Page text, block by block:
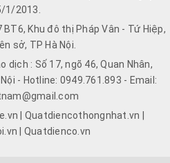
1/2013.
Khu đô thị Pháp Vân - Tứ Hiệp,
sở, TP Hà Nội.
dịch : Số 17, ngõ 46, Quan Nhân,
- Hotline: 0949.761.893 - Email:
| Quatdiencothongnhat.vn |
| Quatdienco.vn